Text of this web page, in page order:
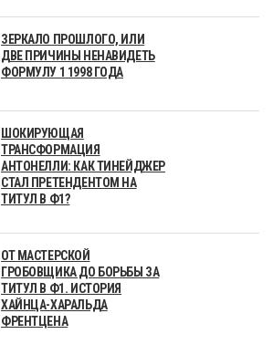
ЗЕРКАЛО ПРОШЛОГО, ИЛИ
ДВЕ ПРИЧИНЫ НЕНАВИДЕТЬ
ФОРМУЛУ 1 1998 ГОДА
ШОКИРУЮЩАЯ
ТРАНСФОРМАЦИЯ
АНТОНЕЛЛИ: КАК ТИНЕЙДЖЕР
СТАЛ ПРЕТЕНДЕНТОМ НА
ТИТУЛ В Ф1?
ОТ МАСТЕРСКОЙ
ГРОБОВЩИКА ДО БОРЬБЫ ЗА
ТИТУЛ В Ф1. ИСТОРИЯ
ХАЙНЦА-ХАРАЛЬДА
ФРЕНТЦЕНА